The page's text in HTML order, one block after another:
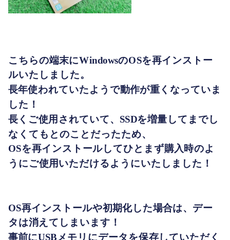
こちらの端末にWindowsのOSを再インストー
ルいたしました。
長年使われていたようで動作が重くなっていま
した！
長くご使用されていて、SSDを増量してまでし
なくてもとのことだったため、
OSを再インストールしてひとまず購入時のよ
うにご使用いただけるようにいたしました！
OS再インストールや初期化した場合は、デー
タは消えてしまいます！
事前にUSBメモリにデータを保存していただく